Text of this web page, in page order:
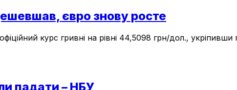
євро знову росте
курс гривні на рівні 44,5098 грн/дол.,
падати – НБУ